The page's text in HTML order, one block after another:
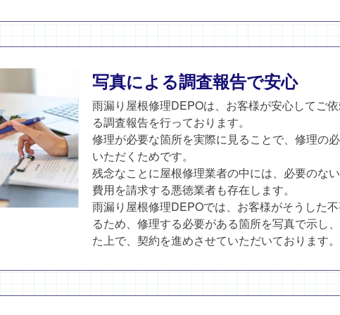
写真による調査報告で安心
雨漏り屋根修理DEPOは、お客様が安心してご
る調査報告を行っております。
修理が必要な箇所を実際に見ることで、修理の
いただくためです。
残念なことに屋根修理業者の中には、必要のな
費用を請求する悪徳業者も存在します。
雨漏り屋根修理DEPOでは、お客様がそうした
るため、修理する必要がある箇所を写真で示し
た上で、契約を進めさせていただいております。